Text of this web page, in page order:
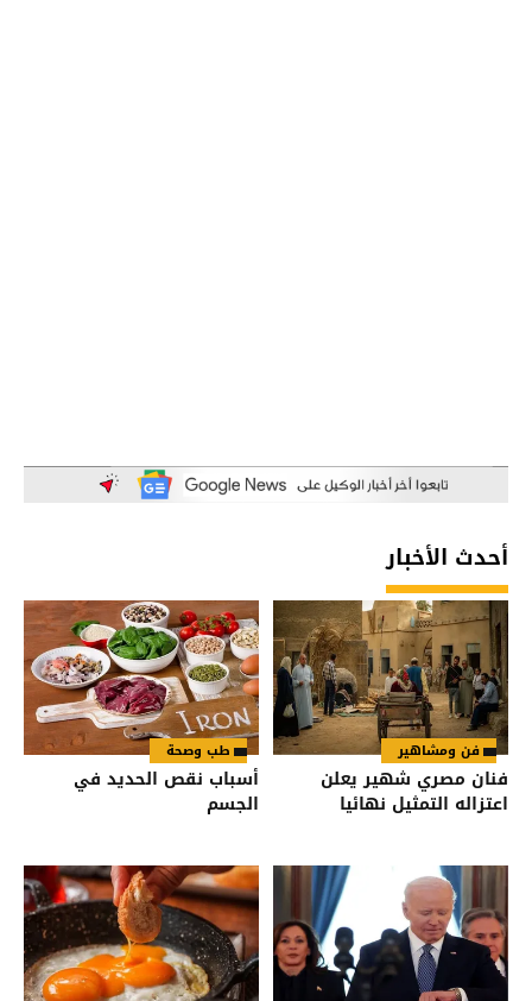
أحدث الأخبار
فن ومشاهير
فنان مصري شهير يعلن
اعتزاله التمثيل نهائيا
طب وصحة
أسباب نقص الحديد في
الجسم